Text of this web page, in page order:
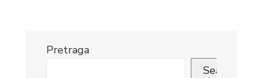
Pretraga
Search